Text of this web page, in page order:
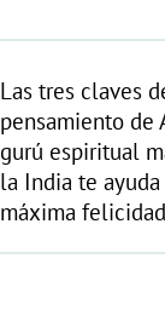
Las tres claves
pensamiento de
gurú espiritual
la India te
máxima felicidad